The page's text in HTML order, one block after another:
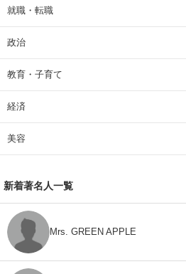
就職・転職
政治
教育・子育て
経済
美容
新着著名人一覧
Mrs. GREEN APPLE